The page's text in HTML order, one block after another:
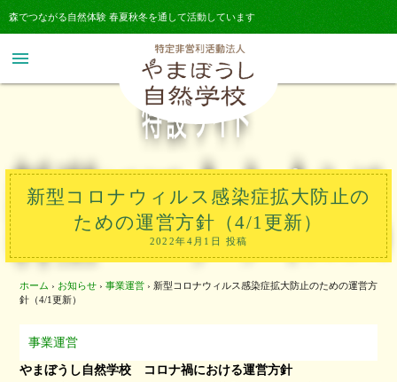
森でつながる自然体験 春夏秋冬を通して活動しています
menu
新型コロナウィルス感染症拡大防止の
ための運営方針（4/1更新）
2022年4月1日 投稿
ホーム › お知らせ › 事業運営 › 新型コロナウィルス感染症拡大防止のための運営方
針（4/1更新）
事業運営
やまぼうし自然学校 コロナ禍における運営方針